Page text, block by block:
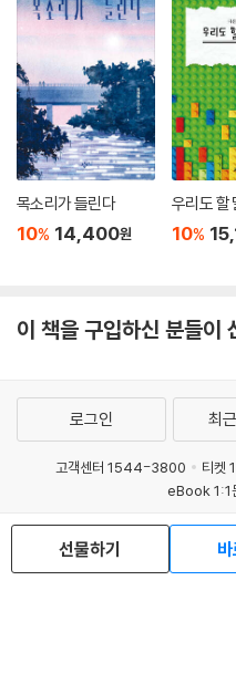
목소리가 들린다
10% 14,400원
우리도 할
10%
이 책을 구입하신 분들이
선물하기
로그인 최
고객센터 1544-3800 티켓
eBook 1:1
예스이십사(
이용약관
개인정
PC버전
회사